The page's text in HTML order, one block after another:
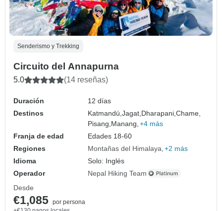
Senderismo y Trekking
Circuito del Annapurna
5.0 (14 reseñas)
Duración
12 días
Destinos
Katmandú,Jagat, Dharapani,Chame,
Pisang, Manang, +4 más
Franja de edad
Edades 18-60
Regiones
Montañas del Himalaya +2 más
Idioma
Solo: Inglés
Operador
Nepal Hiking Team
Desde
€1,085 por persona